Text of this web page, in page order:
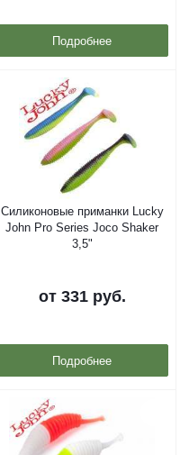
Подробнее
Силиконовые приманки Lucky
John Pro Series Joco Shaker
3,5"
от 331 руб.
Подробнее